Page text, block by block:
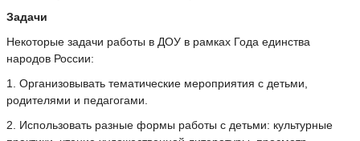
Задачи
Некоторые задачи работы в ДОУ в рамках Года единства
народов России:
1. Организовывать тематические мероприятия с детьми,
родителями и педагогами.
2. Использовать разные формы работы с детьми: культурные